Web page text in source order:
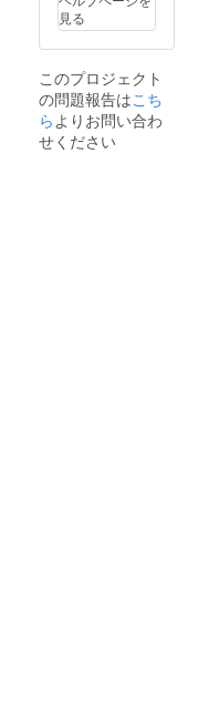
いと思
いま
す。
事項》
※ライブ
配信を
見られ
いるリ
ボンの
ついた
のみの
お渡し
です。
その他
に合わ
です。
こちら
のリ
のお金
で、新
しいバ
ンドの
衣装を
見る
このプロジェクト
の問題報告はこち
らよりお問い合わ
せください